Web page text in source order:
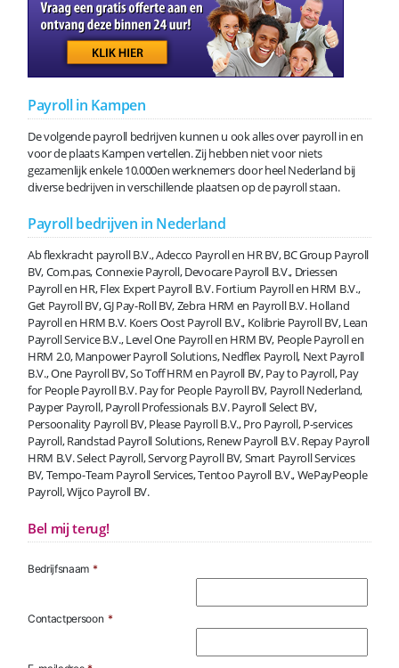
Payroll in Kampen
De volgende payroll bedrijven kunnen u ook alles over payroll in en
voor de plaats Kampen vertellen. Zij hebben niet voor niets
gezamenlijk enkele 10.000en werknemers door heel Nederland bij
diverse bedrijven in verschillende plaatsen op de payroll staan.
Payroll bedrijven in Nederland
Ab flexkracht payroll B.V., Adecco Payroll en HR BV, BC Group Payroll
BV, Com.pas, Connexie Payroll, Devocare Payroll B.V., Driessen
Payroll en HR, Flex Expert Payroll B.V. Fortium Payroll en HRM B.V.,
Get Payroll BV, GJ Pay-Roll BV, Zebra HRM en Payroll B.V. Holland
Payroll en HRM B.V. Koers Oost Payroll B.V., Kolibrie Payroll BV, Lean
Payroll Service B.V., Level One Payroll en HRM BV, People Payroll en
HRM 2.0, Manpower Payroll Solutions, Nedflex Payroll, Next Payroll
B.V., One Payroll BV, So Toff HRM en Payroll BV, Pay to Payroll, Pay
for People Payroll B.V. Pay for People Payroll BV, Payroll Nederland,
Payper Payroll, Payroll Professionals B.V. Payroll Select BV,
Persoonality Payroll BV, Please Payroll B.V., Pro Payroll, P-services
Payroll, Randstad Payroll Solutions, Renew Payroll B.V. Repay Payroll
HRM B.V. Select Payroll, Servorg Payroll BV, Smart Payroll Services
BV, Tempo-Team Payroll Services, Tentoo Payroll B.V., WePayPeople
Payroll, Wijco Payroll BV.
Bel mij terug!
Bedrijfsnaam *
Contactpersoon *